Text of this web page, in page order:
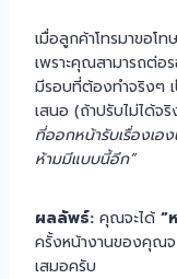
เมื่อลูกค้าโทรมาขอโ
เพราะคุณสามารถต่อ
มีรอบที่ต้องทำจริงๆ
เสนอ (ถ้าปรับไม่ได้จ
ที่ออกหน้ารับเรื่องเอ
ห้ามมีแบบนี้อีก”
ผลลัพธ์: คุณจะได้ “
ครั้งหน้างานของคุณ
เสมอครับ